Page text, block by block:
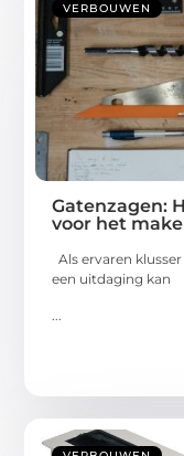
VERBOUWEN
Gatenzagen:
voor het
Als ervaren
een uitdaging kan